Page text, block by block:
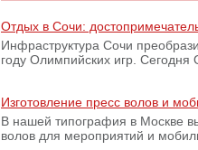
Отдых в Сочи:
Инфраструктура Сочи
году Олимпийских игр.
Изготовление пресс волов и
В нашей типография в Москве
волов для мероприятий и